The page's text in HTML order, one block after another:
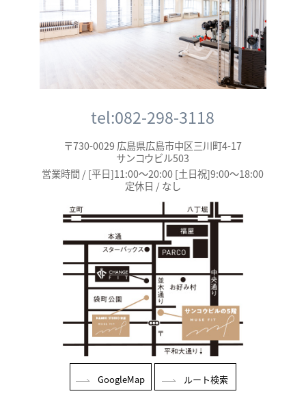
tel:082-298-3118
〒730-0029 広島県広島市中区三川町4-17
サンコウビル503
営業時間 / [平日]11:00～20:00 [土日祝]9:00～18:00
定休日 / なし
GoogleMap ルート検索